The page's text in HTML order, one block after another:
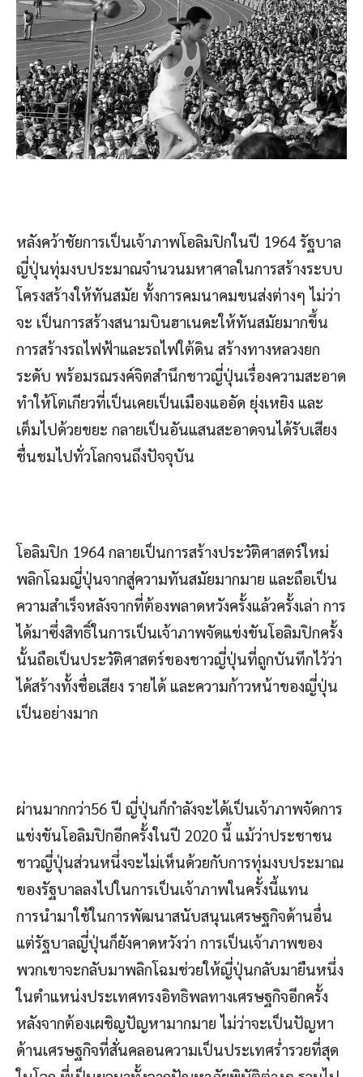
หลังคว้าชัยการเป็นเจ้าภาพโอลิมปิกในปี 1964 รัฐบาล
ญี่ปุ่นทุ่มงบประมาณจำนวนมหาศาลในการสร้างระบบ
โครงสร้างให้ทันสมัย ทั้งการคมนาคมขนส่งต่างๆ ไม่ว่า
จะ เป็นการสร้างสนามบินฮาเนดะให้ทันสมัยมากขึ้น
การสร้างรถไฟฟ้าและรถไฟใต้ดิน สร้างทางหลวงยก
ระดับ พร้อมรณรงค์จิตสำนึกชาวญี่ปุ่นเรื่องความสะอาด
ทำให้โตเกียวที่เป็นเคยเป็นเมืองแออัด ยุ่งเหยิง และ
เต็มไปด้วยขยะ กลายเป็นอันแสนสะอาดจนได้รับเสียง
ชื่นชมไปทั่วโลกจนถึงปัจจุบัน
โอลิมปิก 1964 กลายเป็นการสร้างประวัติศาสตร์ใหม่
พลิกโฉมญี่ปุ่นจากสู่ความทันสมัยมากมาย และถือเป็น
ความสำเร็จหลังจากที่ต้องพลาดหวังครั้งแล้วครั้งเล่า การ
ได้มาซึ่งสิทธิ์ในการเป็นเจ้าภาพจัดแข่งขันโอลิมปิกครั้ง
นั้นถือเป็นประวัติศาสตร์ของชาวญี่ปุ่นที่ถูกบันทึกไว้ว่า
ได้สร้างทั้งชื่อเสียง รายได้ และความก้าวหน้าของญี่ปุ่น
เป็นอย่างมาก
ผ่านมากกว่า56 ปี ญี่ปุ่นก็กำลังจะได้เป็นเจ้าภาพจัดการ
แข่งขันโอลิมปิกอีกครั้งในปี 2020 นี้ แม้ว่าประชาชน
ชาวญี่ปุ่นส่วนหนึ่งจะไม่เห็นด้วยกับการทุ่มงบประมาณ
ของรัฐบาลลงไปในการเป็นเจ้าภาพในครั้งนี้แทน
การนำมาใช้ในการพัฒนาสนับสนุนเศรษฐกิจด้านอื่น
แต่รัฐบาลญี่ปุ่นก็ยังคาดหวังว่า การเป็นเจ้าภาพของ
พวกเขาจะกลับมาพลิกโฉมช่วยให้ญี่ปุ่นกลับมายืนหนึ่ง
ในตำแหน่งประเทศทรงอิทธิพลทางเศรษฐกิจอีกครั้ง
หลังจากต้องเผชิญปัญหามากมาย ไม่ว่าจะเป็นปัญหา
ด้านเศรษฐกิจที่สั่นคลอนความเป็นประเทศร่ำรวยที่สุด